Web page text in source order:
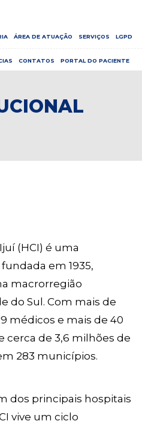
ÁREA DE ATUAÇÃO SERVIÇOS LGPD
CONTATOS PORTAL DO PACIENTE
(HCI) é uma
em 1935,
macrorregião
do Sul. Com mais de
médicos e mais de 40
cerca de 3,6 milhões de
283 municípios.
dos principais hospitais
vive um ciclo